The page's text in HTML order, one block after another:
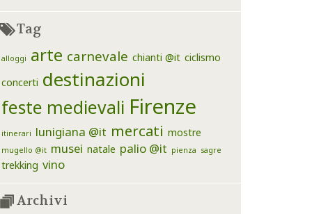
Tag
alloggi arte carnevale chianti @it ciclismo
concerti destinazioni
feste medievali Firenze
itinerari lunigiana @it mercati mostre
mugello @it musei natale palio @it pienza sagre
trekking vino
Archivi